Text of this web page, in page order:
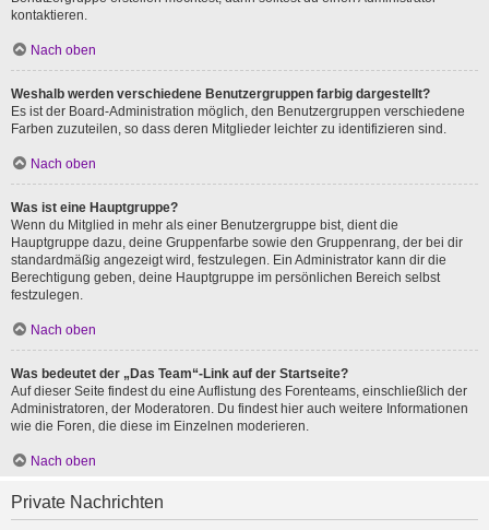
kontaktieren.
Nach oben
Weshalb werden verschiedene Benutzergruppen farbig dargestellt?
Es ist der Board-Administration möglich, den Benutzergruppen verschiedene
Farben zuzuteilen, so dass deren Mitglieder leichter zu identifizieren sind.
Nach oben
Was ist eine Hauptgruppe?
Wenn du Mitglied in mehr als einer Benutzergruppe bist, dient die
Hauptgruppe dazu, deine Gruppenfarbe sowie den Gruppenrang, der bei dir
standardmäßig angezeigt wird, festzulegen. Ein Administrator kann dir die
Berechtigung geben, deine Hauptgruppe im persönlichen Bereich selbst
festzulegen.
Nach oben
Was bedeutet der „Das Team“-Link auf der Startseite?
Auf dieser Seite findest du eine Auflistung des Forenteams, einschließlich der
Administratoren, der Moderatoren. Du findest hier auch weitere Informationen
wie die Foren, die diese im Einzelnen moderieren.
Nach oben
Private Nachrichten